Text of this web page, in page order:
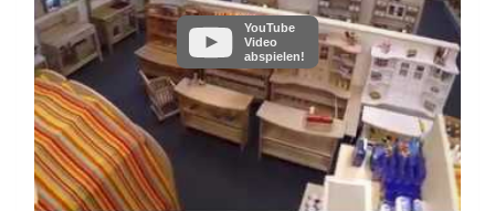
YouTube
Video
abspielen!